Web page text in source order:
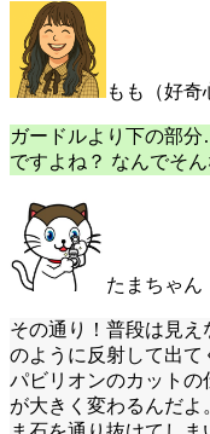
もも（好奇
ガードルより下の部
ですよね？ なんでそ
たまちゃん
その通り！普段は見
のように反射して出て
パビリオンのカットの
が大きく変わるんだよ